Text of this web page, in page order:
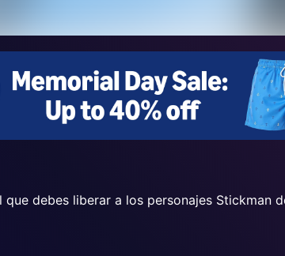
debes liberar a los personajes Stickman